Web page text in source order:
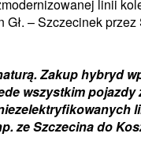
linii
– Szczecinek
Zakup hybryd
wszystkim
ze Szczecina do